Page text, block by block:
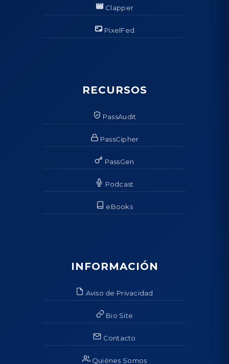
Clapper
PixelFed
RECURSOS
PassAudit
PassCipher
PassGen
Podcast
eBooks
INFORMACIÓN
Aviso de Privacidad
Bio Site
Contacto
Quiénes Somos